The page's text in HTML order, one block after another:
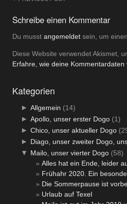
navigation
Schreibe einen Kommentar
Du musst angemeldet sein, um
Diese Website verwendet Akismet,
Erfahre, wie deine Kommentardaten
Kategorien
► Allgemein (14)
► Apollo, unser erster Dogo(1)
► Chico, unser aktueller Dogo
► Diago, unser zweiter Dogo,
▼ Mailo, unser vierter Dogo(58)
Alles hat ein Ende, leider
Frühahr 2020. Ein
Die Sommerpause ist
Urlaub auf Texel